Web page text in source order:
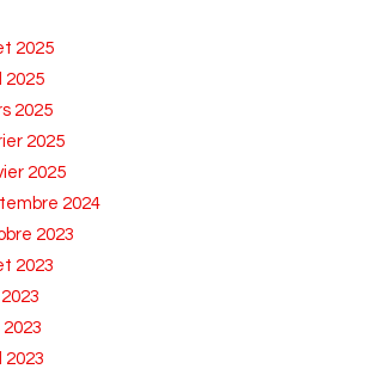
2025
2025
2025
2025
2025
2024
2023
2023
2023